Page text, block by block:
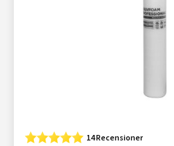
14 Recensioner